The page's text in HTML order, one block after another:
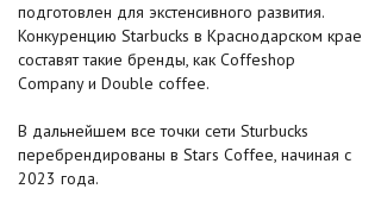
подготовлен для экстенсивного развития.
Конкуренцию Starbucks в Краснодарском крае
составят такие бренды, как Coffeshop
Company и Double coffee.
В дальнейшем все точки сети Sturbucks
перебрендированы в Stars Coffee, начиная с
2023 года.